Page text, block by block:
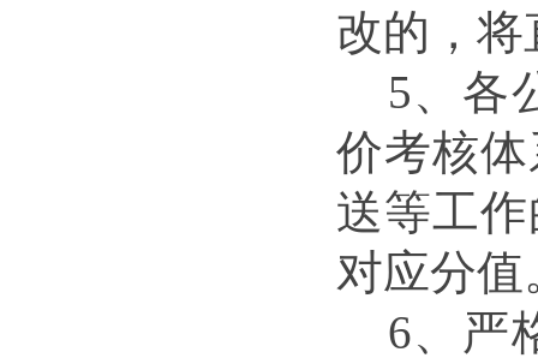
改的，
5、 各
价考核
送等工
对应分值
6、 严